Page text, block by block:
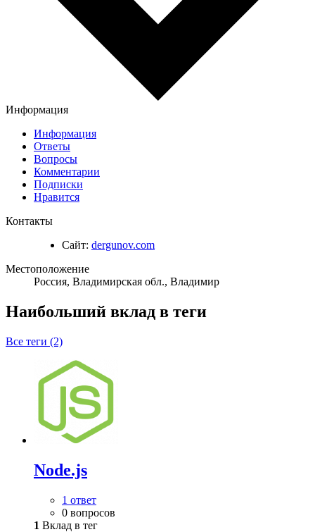
Информация
Информация
Ответы
Вопросы
Комментарии
Подписки
Нравится
Контакты
Сайт: dergunov.com
Местоположение
Россия, Владимирская обл., Владимир
Наибольший вклад в теги
Все теги (2)
Node.js
1 ответ
0 вопросов
1 Вклад в тег